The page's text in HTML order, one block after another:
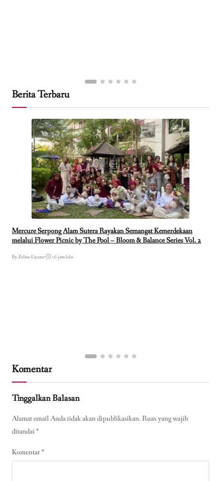
Berita Terbaru
Nasional
Mercure Serpong Alam Sutera Rayakan Semangat Kemerdekaan
melalui Flower Picnic by The Pool – Bloom & Balance Series Vol. 2
By Zeline Liyana• 16 jam lalu
Komentar
Tinggalkan Balasan
Alamat email Anda tidak akan dipublikasikan.Ruas yang wajib
ditandai*
Komentar*